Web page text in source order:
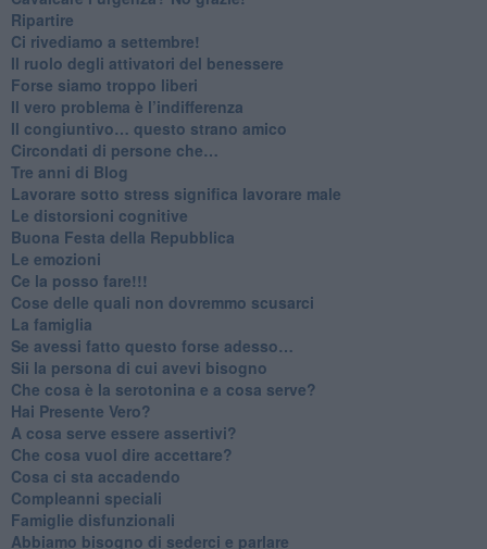
Ripartire
​Ci rivediamo a settembre!
​Il ruolo degli attivatori del benessere
​Forse siamo troppo liberi
​Il vero problema è l’indifferenza
​Il congiuntivo… questo strano amico
​Circondati di persone che…
​Tre anni di Blog
​Lavorare sotto stress significa lavorare male
​Le distorsioni cognitive
​Buona Festa della Repubblica
Le emozioni
​Ce la posso fare!!!
​Cose delle quali non dovremmo scusarci
​La famiglia
​Se avessi fatto questo forse adesso…
​Sii la persona di cui avevi bisogno
Che cosa è la serotonina e a cosa serve?
​Hai Presente Vero?
A cosa serve essere assertivi?
​Che cosa vuol dire accettare?
​Cosa ci sta accadendo
​Compleanni speciali
​Famiglie disfunzionali
​Abbiamo bisogno di sederci e parlare